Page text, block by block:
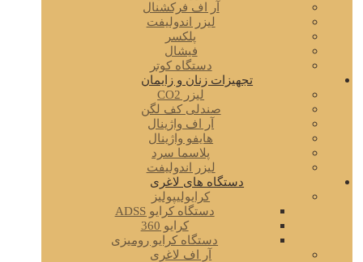
آر اف فرکشنال
لیزر اندولیفت
پلکسر
فیشال
دستگاه کوتر
تجهیزات زنان و زایمان
لیزر CO2
صندلی کف لگن
آر اف واژینال
هایفو واژینال
پلاسما سرد
لیزر اندولیفت
دستگاه های لاغری
کرایولیپولیز
دستگاه کرایو ADSS
کرایو 360
دستگاه کرایو رومیزی
آر اف لاغری